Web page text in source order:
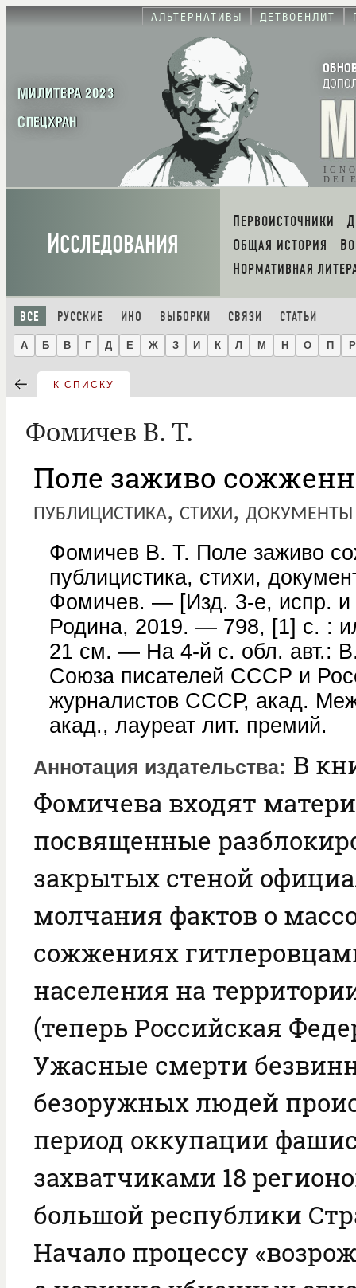
АЛЬТЕРНАТИВЫ ДЕТВОЕНЛИТ
МИЛИТЕРА 2023
СПЕЦХРАН
ИССЛЕДОВАНИЯ
ПЕРВОИСТОЧНИКИ
ОБЩАЯ ИСТОРИЯ
НОРМАТИВНАЯ
ВСЕ РУССКИЕ ИНО ВЫБОРКИ СВЯЗИ СТАТЬИ
А Б В Г Д Е Ж З И К Л М Н О П Р
К СПИСКУ
Фомичев В. Т.
Поле заживо
публицистика, стихи, документы
Фомичев В. Т. Поле заживо
публицистика, стихи,
Фомичев. — [Изд. 3-е, испр.
Родина, 2019. — 798, [1] с. :
21 см. — На 4-й с. обл. авт.:
Союза писателей СССР и
журналистов СССР, акад.
акад., лауреат лит. премий.
Аннотация издательства
В
Фомичева входят
посвященные
закрытых стеной
молчания фактов о
сожжениях
населения на
(теперь Российская
Ужасные смерти
безоружных людей
период оккупации
захватчиками 18
большой республики
Начало процессу